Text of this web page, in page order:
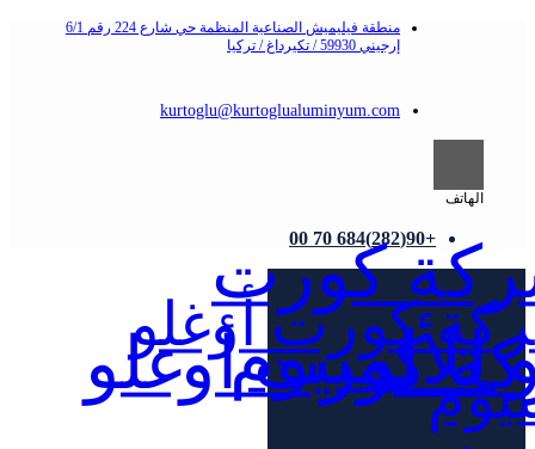
منطقة فيليميش الصناعية المنظمة حي شارع 224 رقم 6/1
إرجيني 59930 / تكيرداغ / تركيا
kurtoglu@kurtoglualuminyum.com
الهاتف
+90(282)684 70 00